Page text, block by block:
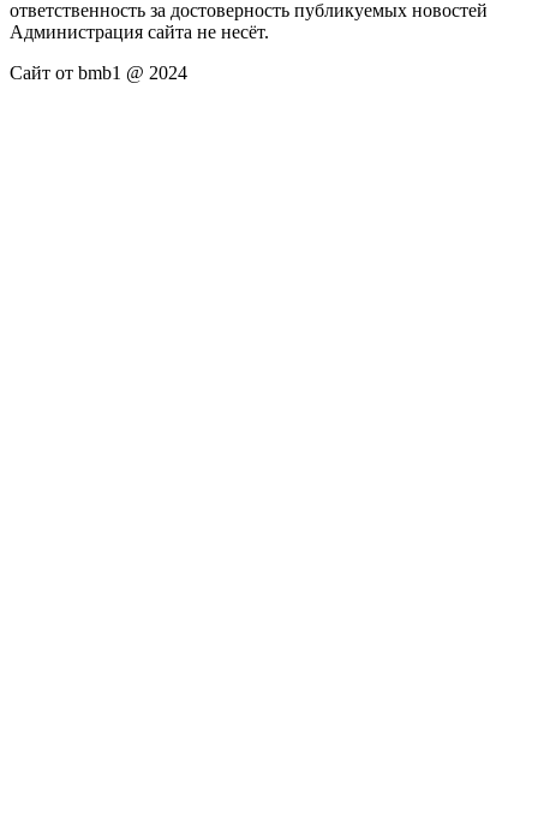
ответственность за достоверность публикуемых новостей
Администрация сайта не несёт.
Сайт от bmb1 @ 2024